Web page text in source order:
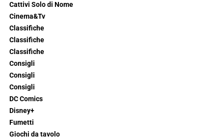
Cattivi Solo di Nome
Cinema&Tv
Classifiche
Classifiche
Classifiche
Consigli
Consigli
Consigli
DC Comics
Disney+
Fumetti
Giochi da tavolo